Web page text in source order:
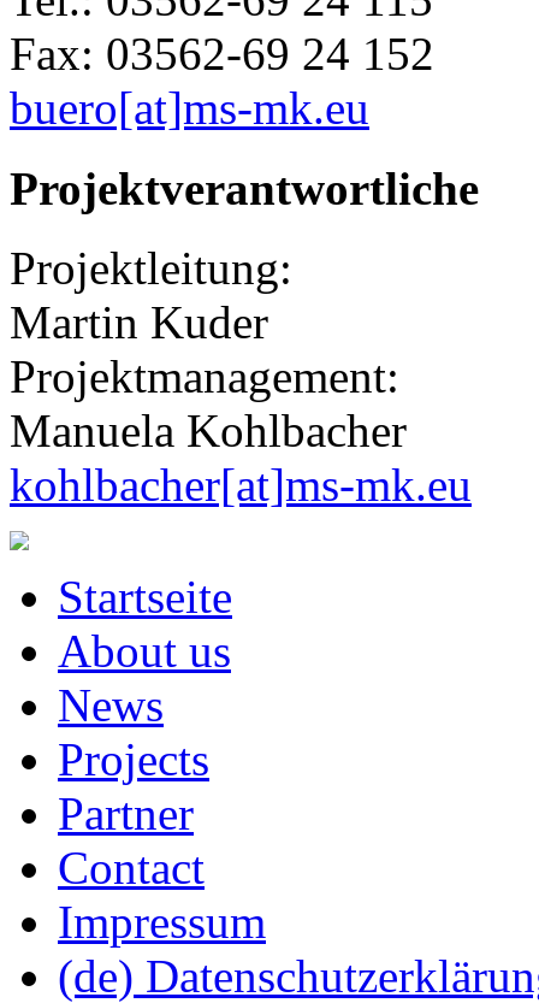
Fax: 03562-69 24 152
buero[at]ms-mk.eu
Projektverantwortliche
Projektleitung:
Martin Kuder
Projektmanagement:
Manuela Kohlbacher
kohlbacher[at]ms-mk.eu
Startseite
About us
News
Projects
Partner
Contact
Impressum
(de)